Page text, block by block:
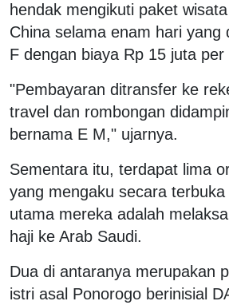
hendak mengikuti paket
China selama enam hari yang
F dengan biaya Rp 15 juta per
"Pembayaran ditransfer ke
travel dan rombongan
bernama E M," ujarnya.
Sementara itu, terdapat lima
yang mengaku secara
utama mereka adalah
haji ke Arab Saudi.
Dua di antaranya merupakan
istri asal Ponorogo berinisial